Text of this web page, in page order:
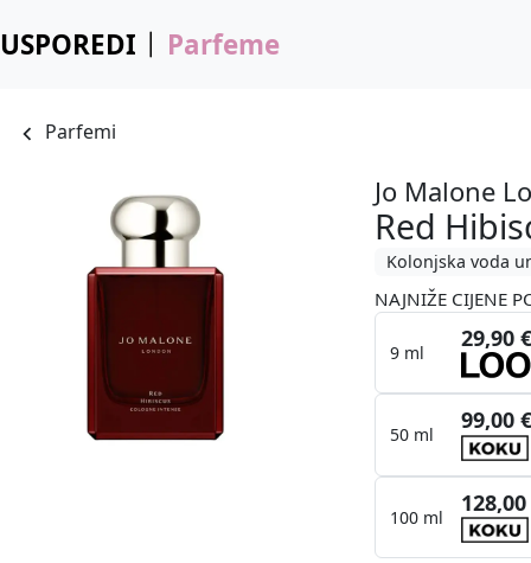
USPOREDI Parfeme
Parfemi
Jo Malone
Red
Kolonjska voda
NAJNIŽE CIJENE
9 ml
29,90
50 ml
99,00
100 ml